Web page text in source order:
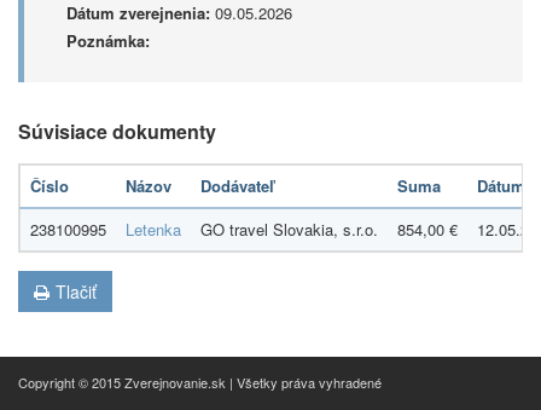
Dátum zverejnenia: 09.05.2026
Poznámka:
Súvisiace dokumenty
Číslo Názov Dodávateľ Suma
Dátum
238100995
Letenka GO travel Slovakia, s.r.o. 854,00 €
Tlačiť
Copyright © 2015 Zverejnovanie.sk | Všetky práva vyhradené